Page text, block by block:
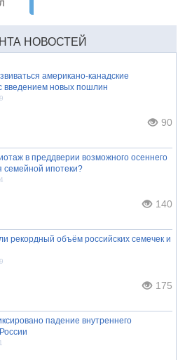
НОВОСТЕЙ
американо-канадские
введением новых пошлин
90
в преддверии возможного осеннего
семейной ипотеки?
140
рекордный объём российских семечек и
175
падение внутреннего